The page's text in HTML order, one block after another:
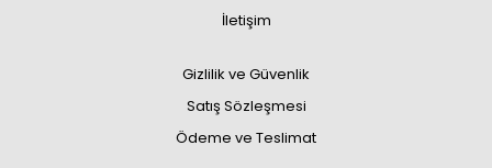
İletişim
Gizlilik ve Güvenlik
Satış Sözleşmesi
Ödeme ve Teslimat